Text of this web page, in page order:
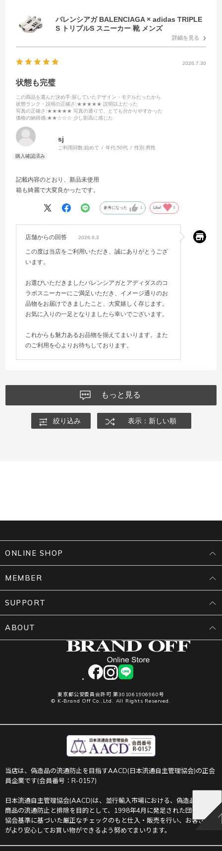
バレンシアガ BALENCIAGA × adidas TRIPLE
S トリプルS スニーカー 靴 メンズ
詳細を見る
2026.7.30
状態も完璧
この商品を選んだ決め手:探していたデザイン・モデルだったから
状態ランク・説明の正確さ :★★★★★ 説明以上だった
写真の正確さ :★★★★★ 写真の通りで、とても分かりやすかった
価格の納得感:★★☆☆☆ 少し割高に感じた
sj
ご利用回数:始めて 年代:50代 性別:男性
記載内容のとおり、新品未使用
箱も綺麗で大変良かったです。
参考になった 1 Like! 0
店舗からの回答 2026.8.3
この度は当店をご利用いただき、誠にありがとうござ
います。
お選びいただきましたバレンシアガとアディダスのコ
ラボスニーカーにご満足いただき、イメージ通りのお
品物をお届けできましたこと、大変嬉しく存じます。
お気に入りの一足となりましたら幸いでございます。
これからも魅力あるお品物を揃えてまいります。また
のご利用を心よりお待ちしております。
もっと見る
絞り込み 表示：新しい順
facebookinstagram
LINE
東京都公安委員会許可 第301061906960号
© K-Brand Off Co.,Ltd. All Rights Reserved.
ONLINE SHOP
MEMBER
SUPPORT
ABOUT
当店は、偽造品の流通防止を目指すAACD(日本流通自主管理協会)の正会
員企業です(会員番号：R-0157)
日本流通自主管理協会(AACD)は、並行輸入市場における、偽造品や不正
商品の流通防止と排除を目的として、1998年4月に発足された団体です。
協会基準に基づいた厳正なチェックのもと仕入・販売を行い、お客さま
がより安心してお買い物ができるよう努めてまいります。